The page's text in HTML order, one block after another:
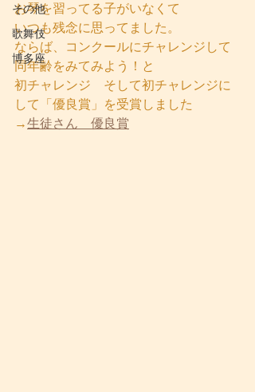
その他
歌舞伎
博多座
お琴を習ってる子がいなくて
いつも残念に思ってました。
ならば、コンクールにチャレンジして
同年齢をみてみよう！と
初チャレンジ　そして初チャレンジに
して「優良賞」を受賞しました
→生徒さん　優良賞